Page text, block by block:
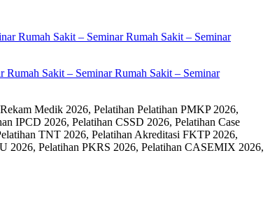
Sakit – Seminar Rumah Sakit – Seminar
Medik 2026, Pelatihan Pelatihan PMKP 2026,
IPCD 2026, Pelatihan CSSD 2026, Pelatihan Case
TNT 2026, Pelatihan Akreditasi FKTP 2026,
2026, Pelatihan PKRS 2026, Pelatihan CASEMIX 2026,